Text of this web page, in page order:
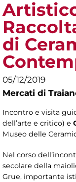
di
05/12/2019
Mercati di
Incontro e visita
dell’arte e critico) e
Museo delle
Nel corso
secolare della
Grue, importante